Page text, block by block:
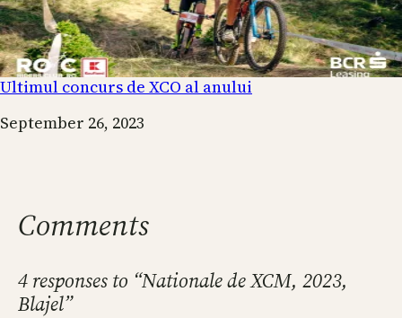
Ultimul concurs de XCO al anului
Date
September 26, 2023
Comments
4 responses to “Nationale de XCM, 2023,
Blajel”